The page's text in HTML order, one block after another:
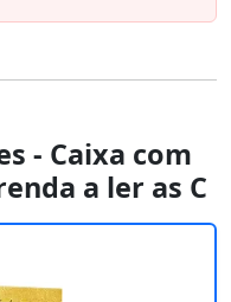
- Caixa com
a ler as C